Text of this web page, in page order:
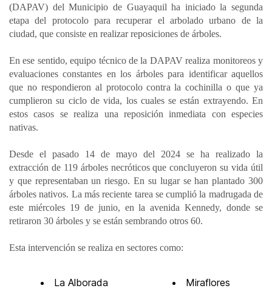
t
s
A
p
e
o
k
k
e
d
n
l
p
a
r
i
r
(DAPAV) del Municipio de Guayaquil ha iniciado la segunda
etapa del protocolo para recuperar el arbolado urbano de la
ciudad, que consiste en realizar reposiciones de árboles.
En ese sentido, equipo técnico de la DAPAV realiza monitoreos y
evaluaciones constantes en los árboles para identificar aquellos
que no respondieron al protocolo contra la cochinilla o que ya
cumplieron su ciclo de vida, los cuales se están extrayendo. En
estos casos se realiza una reposición inmediata con especies
nativas.
Desde el pasado 14 de mayo del 2024 se ha realizado la
extracción de 119 árboles necróticos que concluyeron su vida útil
y que representaban un riesgo. En su lugar se han plantado 300
árboles nativos. La más reciente tarea se cumplió la madrugada de
este miércoles 19 de junio, en la avenida Kennedy, donde se
retiraron 30 árboles y se están sembrando otros 60.
Esta intervención se realiza en sectores como:
La Alborada Miraflores